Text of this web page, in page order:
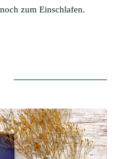
zum Einschlafen.